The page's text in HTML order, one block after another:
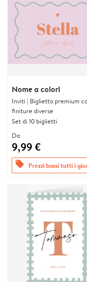
Nome a colori
Inviti | Biglietto premium
finiture diverse
Set di 10 biglietti
Da
9,99 €
offers Prezzi bassi tutti i